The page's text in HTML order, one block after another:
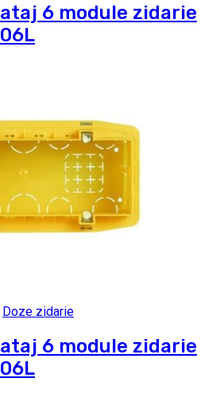
6 module zidarie
Doze zidarie
6 module zidarie